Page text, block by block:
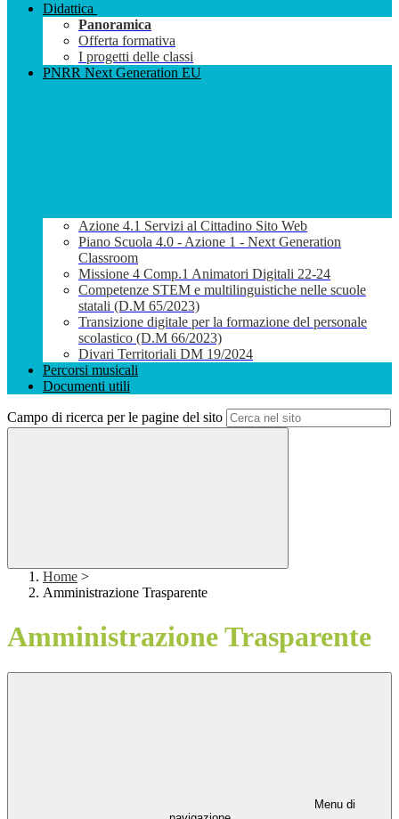
Didattica
Panoramica
Offerta formativa
I progetti delle classi
PNRR Next Generation EU
Azione 4.1 Servizi al Cittadino Sito Web
Piano Scuola 4.0 - Azione 1 - Next Generation
Classroom
Missione 4 Comp.1 Animatori Digitali 22-24
Competenze STEM e multilinguistiche nelle scuole
statali (D.M 65/2023)
Transizione digitale per la formazione del personale
scolastico (D.M 66/2023)
Divari Territoriali DM 19/2024
Percorsi musicali
Documenti utili
Campo di ricerca per le pagine del sito
Home >
Amministrazione Trasparente
Amministrazione Trasparente
Menu di